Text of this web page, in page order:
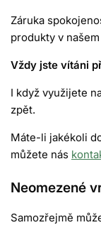
Záruka
produkty v
Vždy jste vítáni
I když využijete
zpět.
Máte-li jakékoli
můžete nás
Neomezené
Samozřejmě